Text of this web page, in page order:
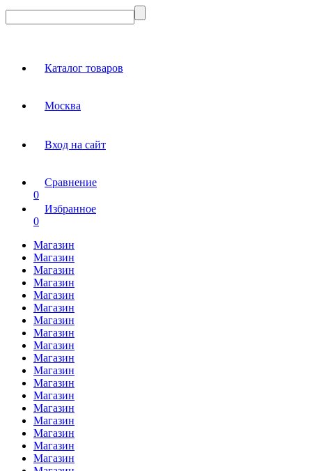
Каталог товаров
Москва
Вход на сайт
Сравнение
0
Избранное
0
Магазин
Магазин
Магазин
Магазин
Магазин
Магазин
Магазин
Магазин
Магазин
Магазин
Магазин
Магазин
Магазин
Магазин
Магазин
Магазин
Магазин
Магазин